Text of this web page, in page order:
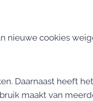
nieuwe cookies
Daarnaast heeft
maakt van